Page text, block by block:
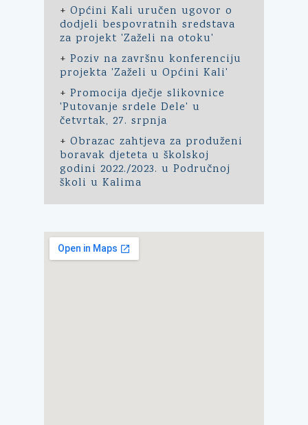
+ Općini Kali uručen ugovor o
dodjeli bespovratnih sredstava
za projekt 'Zaželi na otoku'
+ Poziv na završnu konferenciju
projekta 'Zaželi u Općini Kali'
+ Promocija dječje slikovnice
'Putovanje srdele Dele' u
četvrtak, 27. srpnja
+ Obrazac zahtjeva za produženi
boravak djeteta u školskoj
godini 2022./2023. u Područnoj
školi u Kalima